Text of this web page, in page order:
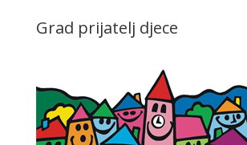
Grad prijatelj djece